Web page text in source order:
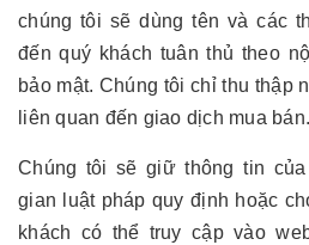
chúng tôi sẽ dùng tên và các
đến quý khách tuân thủ theo
bảo mật. Chúng tôi chỉ thu thập
liên quan đến giao dịch mua bán.
Chúng tôi sẽ giữ thông tin
gian luật pháp quy định hoặc
khách có thể truy cập vào